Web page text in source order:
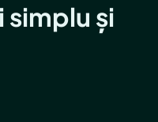
simplu și